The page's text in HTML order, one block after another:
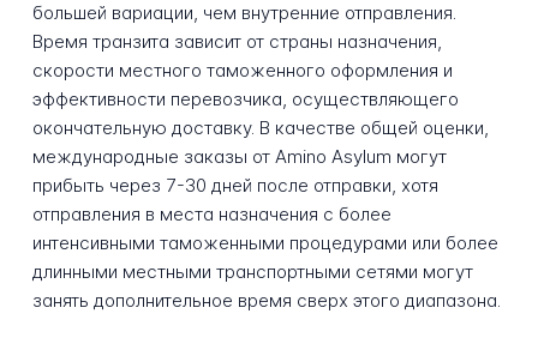
большей вариации, чем внутренние отправления.
Время транзита зависит от страны назначения,
скорости местного таможенного оформления и
эффективности перевозчика, осуществляющего
окончательную доставку. В качестве общей оценки,
международные заказы от Amino Asylum могут
прибыть через 7-30 дней после отправки, хотя
отправления в места назначения с более
интенсивными таможенными процедурами или более
длинными местными транспортными сетями могут
занять дополнительное время сверх этого диапазона.